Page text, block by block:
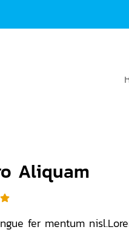
Aliquam
fer mentum